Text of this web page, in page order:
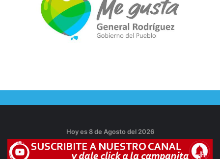
Hoy es 8 de Agosto del 2026